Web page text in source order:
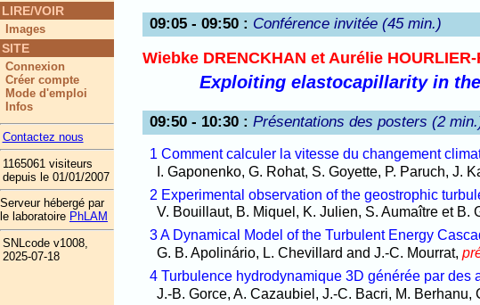
09:05 - 09:50 : Conférence invitée (45 min.)
Wiebke DRENCKHAN et Aurélie HOURLIER-
Exploiting elastocapillarity in
09:50 - 10:30 :Présentations des posters (2
1 Comment calculer la vitesse du changement
I. Gaponenko, G. Rohat, S. Goyette, P. Paruch, J.
2 Experimental observation of the geostrophic
V. Bouillaut, B. Miquel, K. Julien, S. Aumaître et B.
3 A Dynamical Model of the Turbulent Energy
G. B. Apolinário, L. Chevillard and J.-C. Mourrat,
4 Turbulence hydrodynamique 3D générée par des
J.-B. Gorce, A. Cazaubiel, J.-C. Bacri, M. Berhanu,
LIRE/VOIR
Images
SITE
Connexion
Créer compte
Mode d'emploi
Infos
Contactez nous
1165061 visiteurs
depuis le 01/01/2007
Serveur hébergé par
le laboratoire PhLAM
SNLcode v1008,
2025-07-18